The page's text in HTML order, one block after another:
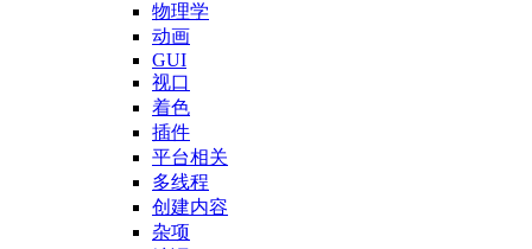
物理学
动画
GUI
视口
着色
插件
平台相关
多线程
创建内容
杂项